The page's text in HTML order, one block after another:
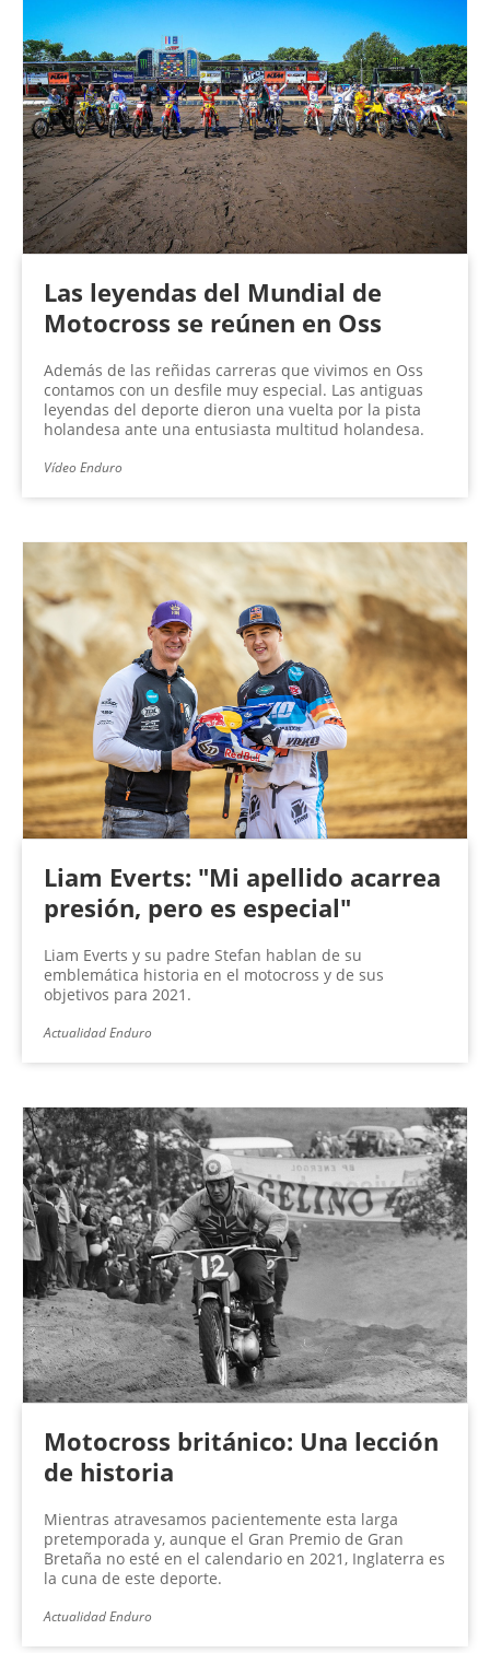
Las leyendas del Mundial de
Motocross se reúnen en Oss
Además de las reñidas carreras que vivimos en Oss
contamos con un desfile muy especial. Las antiguas
leyendas del deporte dieron una vuelta por la pista
holandesa ante una entusiasta multitud holandesa.
Vídeo Enduro
Liam Everts: "Mi apellido acarrea
presión, pero es especial"
Liam Everts y su padre Stefan hablan de su
emblemática historia en el motocross y de sus
objetivos para 2021.
Actualidad Enduro
Motocross británico: Una lección
de historia
Mientras atravesamos pacientemente esta larga
pretemporada y, aunque el Gran Premio de Gran
Bretaña no esté en el calendario en 2021, Inglaterra es
la cuna de este deporte.
Actualidad Enduro